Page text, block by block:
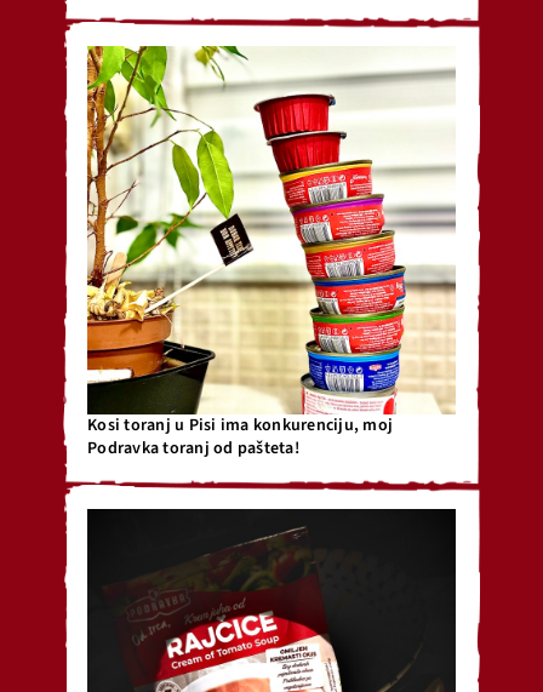
Kosi toranj u Pisi ima konkurenciju, moj
Podravka toranj od pašteta!